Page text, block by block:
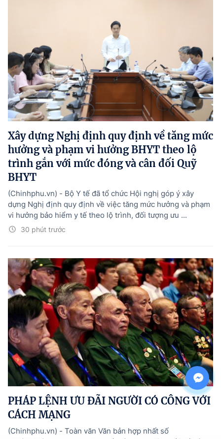
Xây dựng Nghị định quy định về tăng mức
hưởng và phạm vi hưởng BHYT theo lộ
trình gắn với mức đóng và cân đối Quỹ
BHYT
30 phút trước
(Chinhphu.vn) - Bộ Y tế đã tổ chức Hội nghị góp ý xây
dựng Nghị định quy định về việc tăng mức hưởng và phạm
vi hưởng bảo hiểm y tế theo lộ trình, đối tượng ưu ...
PHÁP LỆNH ƯU ĐÃI NGƯỜI CÓ CÔNG VỚI
CÁCH MẠNG
(Chinhphu.vn) - Toàn văn Văn bản hợp nhất số